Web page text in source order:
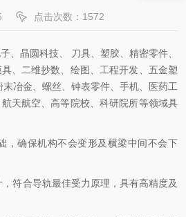
点击次数：1572
、晶圆科技、 刀具、塑胶、精密零件、
、二维抄数、绘图、工程开发、五金塑
冶金、螺丝、钟表零件、手机、医药工
天航空、高等院校、科研院所等领域具
，确保机构不会变形及横梁中间不会下
符合导轨最佳受力原理，具有高精度及